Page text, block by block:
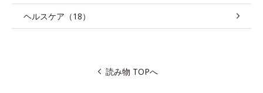
ヘルスケア（18）
読み物 TOPへ